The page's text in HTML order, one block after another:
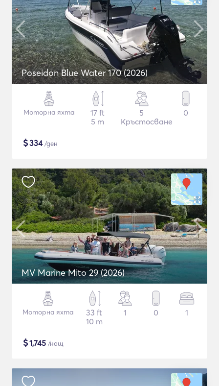
Poseidon Blue Water 170 (2026)
Моторна яхта
17 ft
5 m
5
Кръстосване
0
$334/ден
MV Marine Mito 29 (2026)
Моторна яхта
33 ft
10 m
1 0 1
$1,745 /нощ